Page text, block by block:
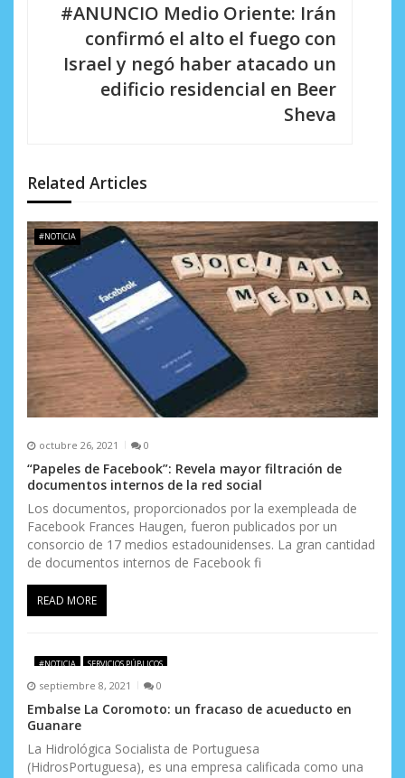
e
n
t
r
a
d
a
#ANUNCIO Medio Oriente: Irán
confirmó el alto el fuego con
Israel y negó haber atacado un
edificio residencial en Beer
Sheva
Related Articles
#NOTICIA
octubre 26, 2021 0
“Papeles de Facebook”: Revela mayor filtración de
documentos internos de la red social
Los documentos, proporcionados por la exempleada de
Facebook Frances Haugen, fueron publicados por un
consorcio de 17 medios estadounidenses. La gran cantidad
de documentos internos de Facebook fi
READ MORE
#NOTICIA SERVICIOS PÚBLICOS
septiembre 8, 2021 0
Embalse La Coromoto: un fracaso de acueducto en
Guanare
La Hidrológica Socialista de Portuguesa
(HidrosPortuguesa), es una empresa calificada como una